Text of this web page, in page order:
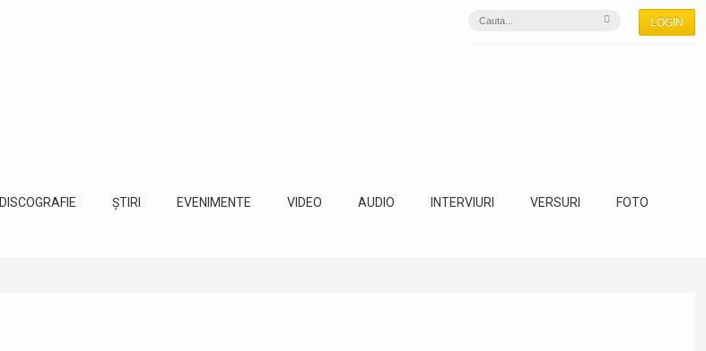
LOGIN
DISCOGRAFIE ȘTIRI EVENIMENTE VIDEO AUDIO INTERVIURI VERSURI FOTO